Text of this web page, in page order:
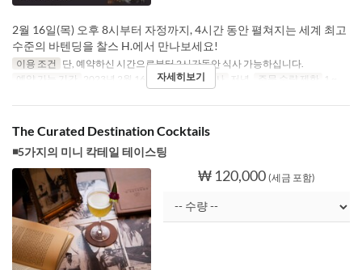
2월 16일(목) 오후 8시부터 자정까지, 4시간 동안 펼쳐지는 세계 최고
수준의 바텐딩을 찰스 H.에서 만나보세요!
이용 조건
단, 예약하신 시간으로부터 2시간동안 식사 가능하십니다.
예약 가능 기간
2023년 2월 16일 요일 목 식사 저녁 주문 수량 제한 1 ~
자세히보기
The Curated Destination Cocktails
◾5가지의 미니 칵테일 테이스팅
₩ 120,000 (세금 포함)